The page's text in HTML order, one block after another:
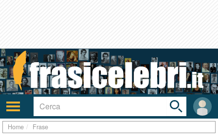
Attiva/disattiva
navigazione
User
area
Toggle
search
bar
Home Frase